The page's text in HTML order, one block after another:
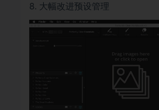
8. 大幅改进预设管理